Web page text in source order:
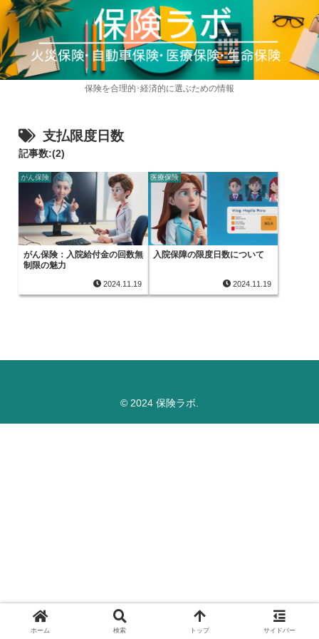
保険を合理的･経済的に選ぶための情報
支払限度日数
記事数:(2)
がん保険
がん保険：入院給付金の回数無
制限の魅力
2024.11.19
医療保険
入院保障の限度日数について
2024.11.19
© 2024 保険ラボ.
ホーム 検索 トップ サイドバー